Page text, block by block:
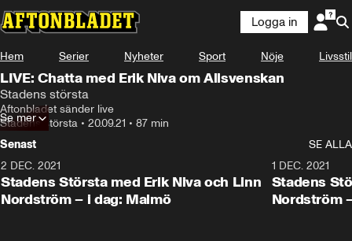
Logga in
Hem Serier Nyheter Sport Nöje Livsstil
LIVE: Chatta med Erik Niva om Allsvenskan
Stadens största
Aftonbladet sänder live
Stadens största • 20.09.21 • 87 min
Se mer
Senast
SE ALLA
2 DEC. 2021
Stadens Största med Erik Niva och Linn
Nordström – i dag: Malmö
1 DEC. 2021
Stadens
Nordström